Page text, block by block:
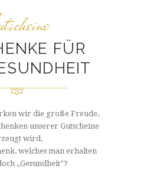
FÜR
wir die große Freude,
unserer Gutscheine
wird.
welches man erhalten
„Gesundheit“?